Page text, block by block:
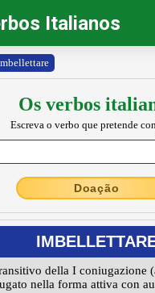
Italianos
Os verbos
Escreva o verbo que pretende
Doação
della I coniugazione
nella forma attiva con